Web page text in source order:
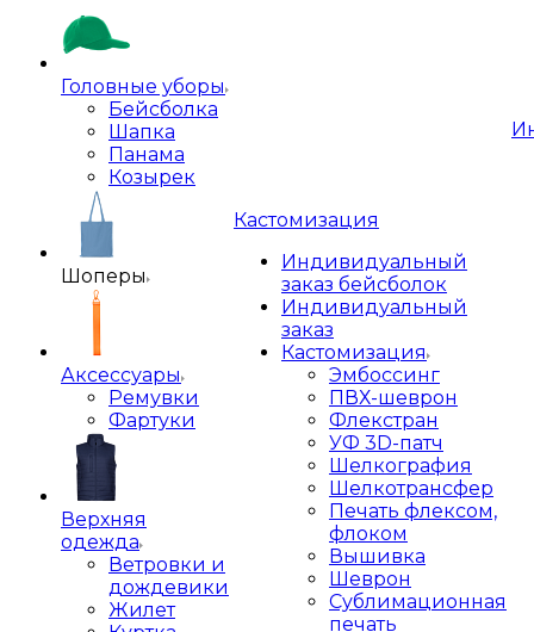
Головные уборы
Бейсболка
Шапка
Панама
Козырек
Шоперы
Аксессуары
Ремувки
Фартуки
Верхняя
одежда
Ветровки и
дождевики
Жилет
Кастомизация
Индивидуальный
заказ бейсболок
Индивидуальный
заказ
Кастомизация
Эмбоссинг
ПВХ-шеврон
Флекстран
УФ 3D-патч
Шелкография
Шелкотрансфер
Печать флексом,
флоком
Вышивка
Шеврон
Сублимационная
печать